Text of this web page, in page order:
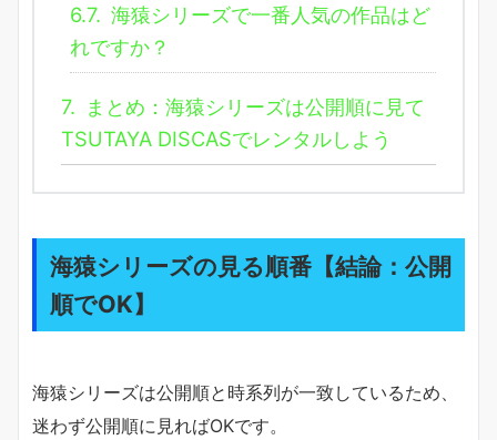
6.7. 海猿シリーズで一番人気の作品はど
れですか？
7.
まとめ：海猿シリーズは公開順に見て
TSUTAYA DISCASでレンタルしよう
海猿シリーズの見る順番【結論：公開
順でOK】
海猿シリーズは公開順と時系列が一致しているため、
迷わず公開順に見ればOKです。